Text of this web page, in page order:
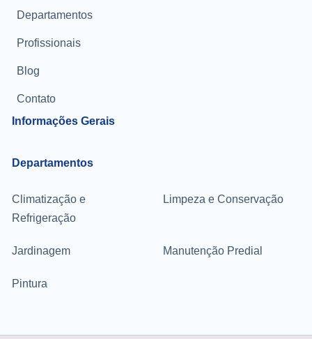
Informações Gerais
Departamentos
Profissionais
Blog
Contato
Departamentos
Climatização e
Refrigeração
Limpeza e Conservação
Jardinagem Manutenção Predial
Pintura